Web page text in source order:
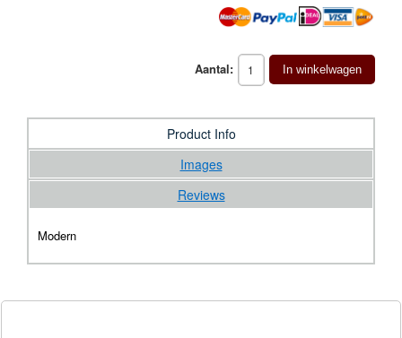
Aantal: In winkelwagen
Product Info
Images
Reviews
Modern